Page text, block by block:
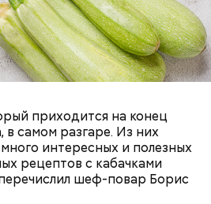
приходится на конец
в самом разгаре. Из них
интересных и полезных
рецептов с кабачками
шеф-повар Борис